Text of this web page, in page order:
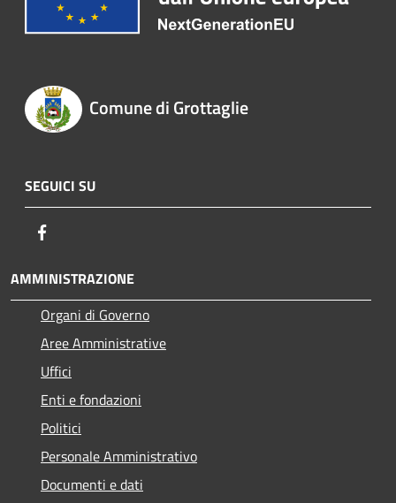
Comune di Grottaglie
SEGUICI SU
AMMINISTRAZIONE
Organi di Governo
Aree Amministrative
Uffici
Enti e fondazioni
Politici
Personale Amministrativo
Documenti e dati